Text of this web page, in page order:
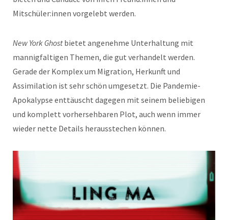
Mitschüler:innen vorgelebt werden.
New York Ghostbietet angenehme Unterhaltung mit
mannigfaltigen Themen, die gut verhandelt werden.
Gerade der Komplex um Migration, Herkunft und
Assimilation ist sehr schön umgesetzt. Die Pandemie-
Apokalypse enttäuscht dagegen mit seinem beliebigen
und komplett vorhersehbaren Plot, auch wenn immer
wieder nette Details herausstechen können.